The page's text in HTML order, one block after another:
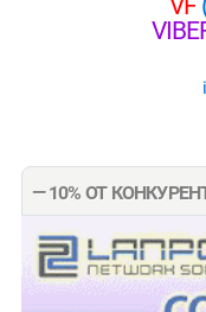
— 10% ОТ